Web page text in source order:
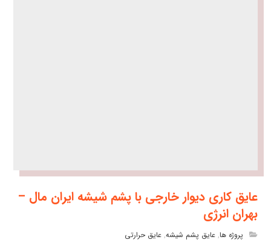
عایق کاری دیوار خارجی با پشم شیشه ایران مال –
بهران انرژی
پروژه ها,عایق پشم شیشه,عایق حرارتی